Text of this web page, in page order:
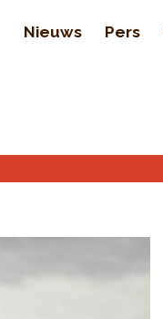
Nieuws Pers